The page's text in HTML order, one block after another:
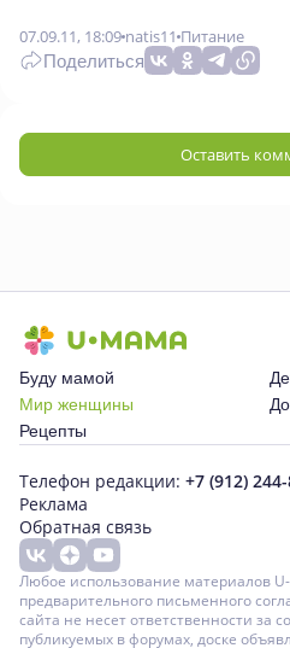
07.09.11, 18:09 natis11 Питание
Поделиться
Оставить
Буду мамой
Мир женщины
Рецепты
Телефон редакции: +7 (912)
Реклама
Обратная связь
Любое использование материалов
предварительного письменного
сайта не несет ответственности за
публикуемых в форумах, доске